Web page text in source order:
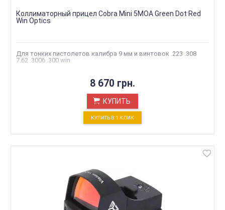
Коллиматорный прицел Cobra Mini 5MOA Green Dot Red
Win Optics
Для тонких пистолетов калибра 9 мм и винтовок .223 .308
7.62 .3006 .300 win
8 670 грн.
КУПИТЬ
КУПИТЬ В 1 КЛИК